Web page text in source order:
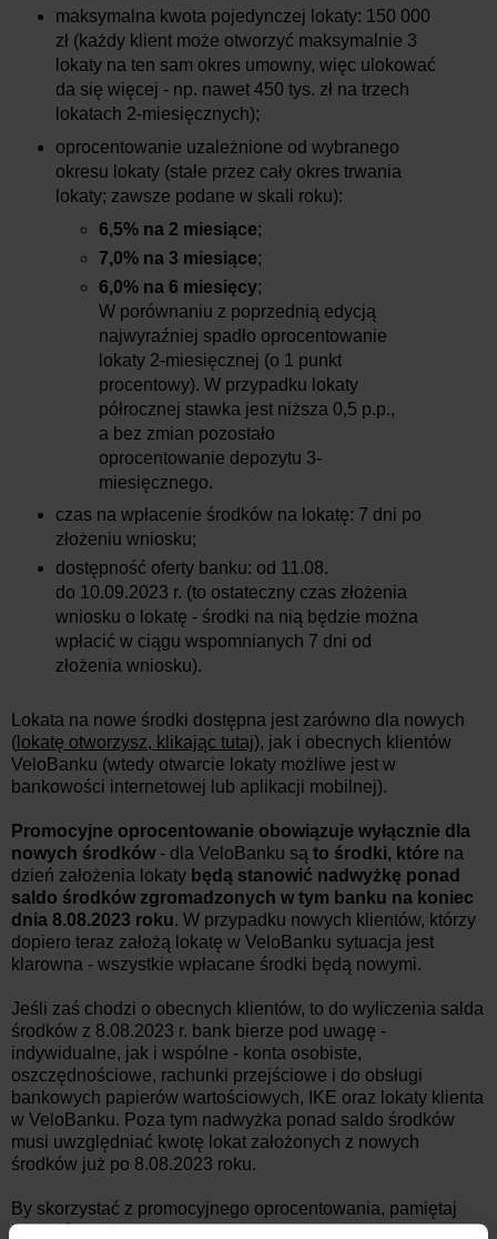
maksymalna kwota pojedynczej lokaty: 150 000
zł (każdy klient może otworzyć maksymalnie 3
lokaty na ten sam okres umowny, więc ulokować
da się więcej - np. nawet 450 tys. zł na trzech
lokatach 2-miesięcznych);
oprocentowanie uzależnione od wybranego
okresu lokaty (stałe przez cały okres trwania
lokaty; zawsze podane w skali roku):
6,5% na 2 miesiące;
7,0% na 3 miesiące;
6,0% na 6 miesięcy;
W porównaniu z poprzednią edycją
najwyraźniej spadło oprocentowanie
lokaty 2-miesięcznej (o 1 punkt
procentowy). W przypadku lokaty
półrocznej stawka jest niższa 0,5 p.p.,
a bez zmian pozostało
oprocentowanie depozytu 3-
miesięcznego.
czas na wpłacenie środków na lokatę: 7 dni po
złożeniu wniosku;
dostępność oferty banku: od 11.08.
do 10.09.2023 r. (to ostateczny czas złożenia
wniosku o lokatę - środki na nią będzie można
wpłacić w ciągu wspomnianych 7 dni od
złożenia wniosku).
Lokata na nowe środki dostępna jest zarówno dla nowych
( lokatę otworzysz, klikając tutaj), jak i obecnych klientów
VeloBanku (wtedy otwarcie lokaty możliwe jest w
bankowości internetowej lub aplikacji mobilnej).
Promocyjne oprocentowanie obowiązuje wyłącznie dla
nowych środków - dla VeloBanku są to środki, które na
dzień założenia lokaty będą stanowić nadwyżkę ponad
saldo środków zgromadzonych w tym banku na koniec
dnia 8.08.2023 roku. W przypadku nowych klientów, którzy
dopiero teraz założą lokatę w VeloBanku sytuacja jest
klarowna - wszystkie wpłacane środki będą nowymi.
Jeśli zaś chodzi o obecnych klientów, to do wyliczenia salda
środków z 8.08.2023 r. bank bierze pod uwagę -
indywidualne, jak i wspólne - konta osobiste,
oszczędnościowe, rachunki przejściowe i do obsługi
bankowych papierów wartościowych, IKE oraz lokaty klienta
w VeloBanku. Poza tym nadwyżka ponad saldo środków
musi uwzględniać kwotę lokat założonych z nowych
środków już po 8.08.2023 roku.
By skorzystać z promocyjnego oprocentowania, pamiętaj
wyrazić zgody na: